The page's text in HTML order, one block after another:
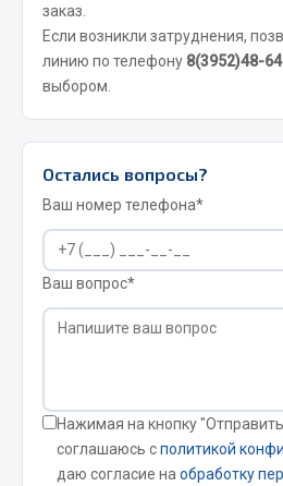
Весь раздел
Автотовары
Автокаталоги
Аксессуары автомобильные
Брызговики
Вентиляторы кабины
Вымпела
Весь раздел
Смазочные материалы
заказ.
Если возникли затруднения,
линию по телефону 8(3952)48-
выбором.
Остались вопросы?
Ваш номер телефона*
Ваш вопрос*
Нажимая на кнопку
соглашаюсь сполитикой
даю согласие на обработку